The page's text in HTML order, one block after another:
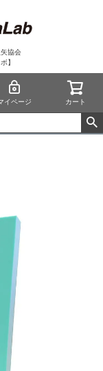
協会
】
イページ カート